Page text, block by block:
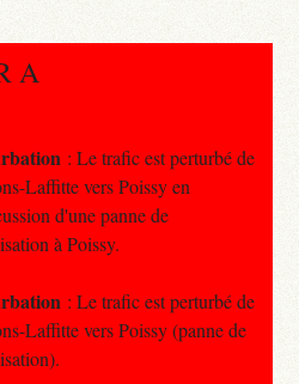
A
: Le trafic est perturbé de
Laffitte vers Poissy en
d'une panne de
à Poissy.
: Le trafic est perturbé de
Laffitte vers Poissy (panne de